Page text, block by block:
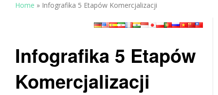
Home » Infografika 5 Etapów Komercjalizacji
Infografika 5 Etapów
Komercjalizacji